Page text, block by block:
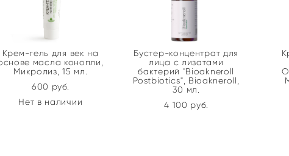
Крем-гель для век на
масла конопли,
Микролиз, 15 мл.
600 pуб.
Нет в наличии
Бустер-концентрат для
лица c лизатами
бактерий "Bioakneroll
Postbiotics", Bioakneroll,
30 мл.
4 100 pуб.